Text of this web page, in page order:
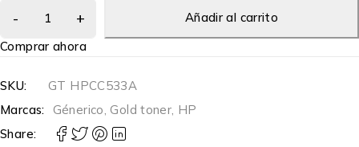
Añadir al carrito
Comprar ahora
SKU:
GT HPCC533A
Marcas:
Génerico, Gold toner, HP
Share: